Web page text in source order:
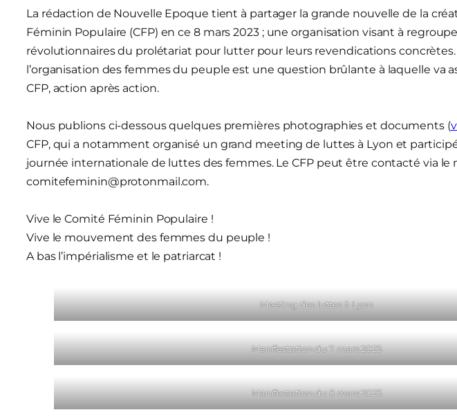
La rédaction de Nouvelle Epoque tient à partager la grande nouvelle de la
Féminin Populaire (CFP) en ce 8 mars 2023 ; une organisation visant à
révolutionnaires du prolétariat pour lutter pour leurs revendications
l’organisation des femmes du peuple est une question brûlante à laquelle va
CFP, action après action.
Nous publions ci-dessous quelques premières photographies et documents (
CFP, qui a notamment organisé un grand meeting de luttes à Lyon et
journée internationale de luttes des femmes. Le CFP peut être contacté via le
comitefeminin@protonmail.com.
Vive le Comité Féminin Populaire !
Vive le mouvement des femmes du peuple !
A bas l’impérialisme et le patriarcat !
Meeting des luttes à Lyon
Manifestation du 7 mars 2023
Manifestation du 8 mars 2023